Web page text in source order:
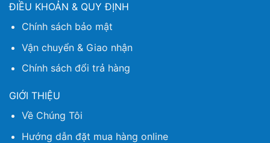
ĐIỀU KHOẢN & QUY ĐỊNH
Chính sách bảo mật
Vận chuyển & Giao nhận
Chính sách đổi trả hàng
GIỚI THIỆU
Về Chúng Tôi
Hướng dẫn đặt mua hàng online